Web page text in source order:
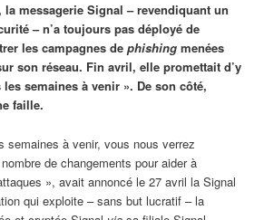
la messagerie Signal – revendiquant un
– n’a toujours pas déployé de
les campagnes dephishing menées
son réseau. Fin avril, elle promettait d’y
semaines à venir ». De son côté,
faille.
semaines à venir, vous nous verrez
de changements pour aider à
», avait annoncé le 27 avril la Signal
qui exploite – sans but lucratif – la